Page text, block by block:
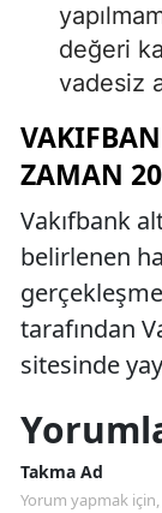
değeri
vadesiz
ZAMAN
Vakıfbank
belirlenen
tarafından
sitesinde
Takma Ad
Yorum yapmak